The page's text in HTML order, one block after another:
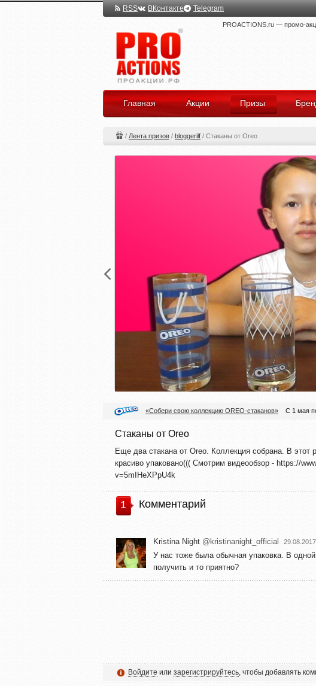
RSS ВКонтакте Telegram
PROACTIONS.ru — промо-
Главная Акции Призы
/ Лента призов / bloggerilf / Стаканы от Oreo
«Собери свою коллекцию OREO-стаканов» С 1 мая
Стаканы от Oreo
Еще два стакана от Oreo. Коллекция собрана. В этот
красиво упаковано((( Смотрим видеообзор - https://
v=5mIHeXPpU4k
1 Комментарий
Kristina Night @kristinanight_official
У нас тоже была обычная упаковка. В
получить и то приятно?
Войдите или зарегистрируйтесь, чтобы добавлять